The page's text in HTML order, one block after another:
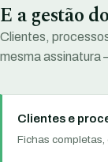
E a gestão
Clientes,
mesma assinatura
Clientes e
Fichas completas,